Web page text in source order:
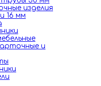
изделия
16 мм
и